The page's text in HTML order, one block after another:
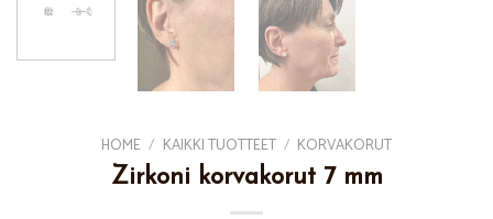
HOME / KAIKKI TUOTTEET / KORVAKORUT
Zirkoni korvakorut 7 mm